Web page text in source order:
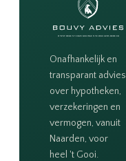
Onafhankelijk en
transparant advies
over hypotheken,
verzekeringen en
vermogen, vanuit
Naarden, voor
heel 't Gooi.